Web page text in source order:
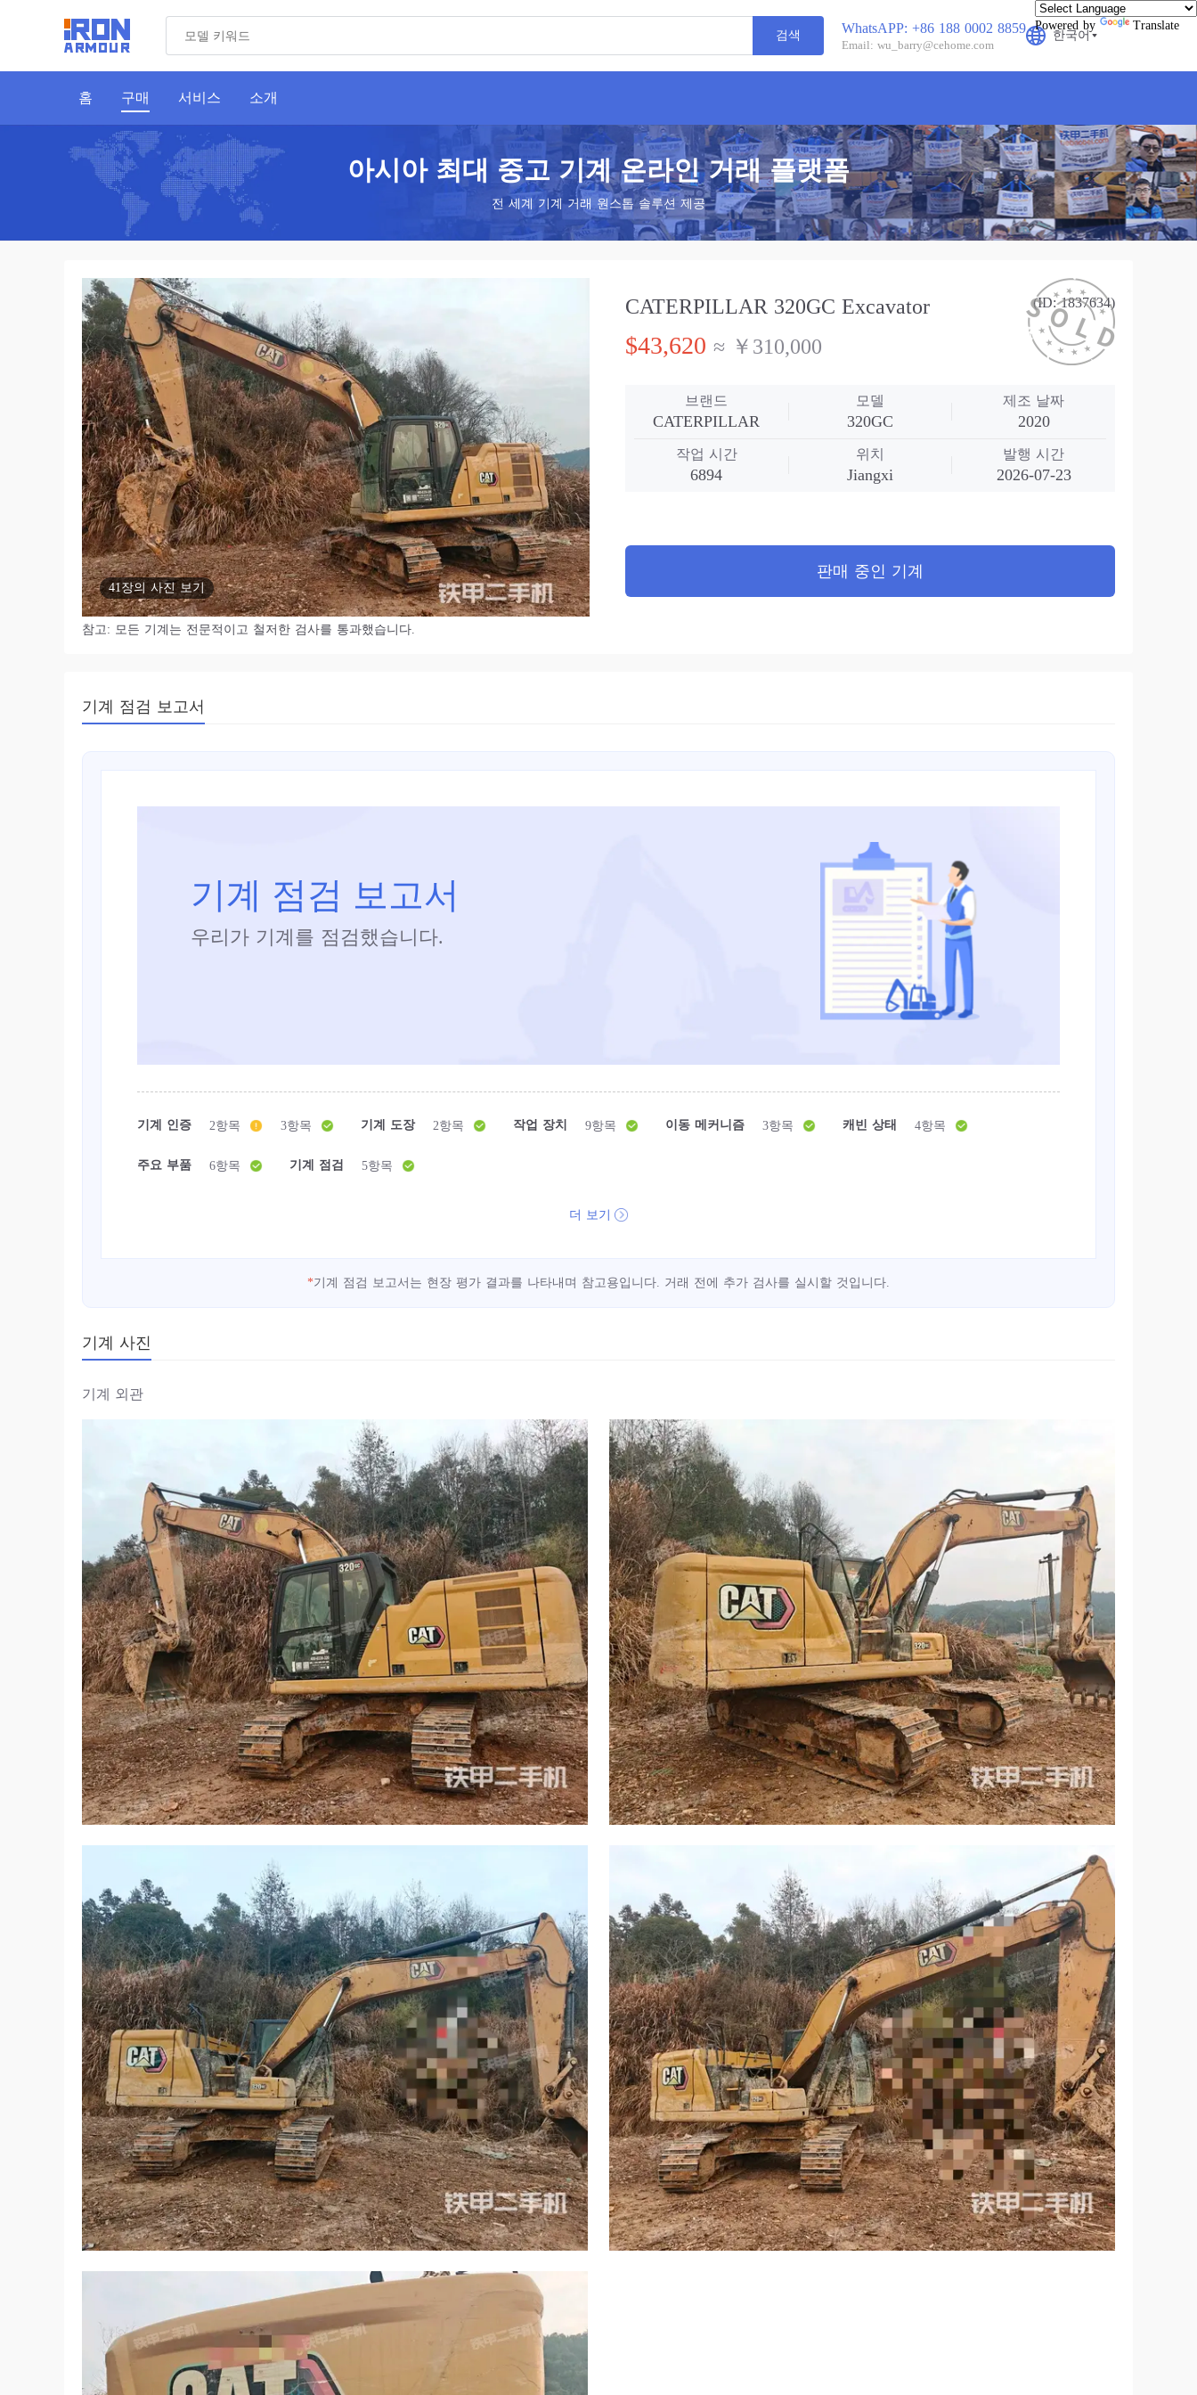
Powered by Translate
검색 WhatsAPP: +86 188 0002 8859
Email: wu_barry@cehome.com
한국어
홈 구매 서비스 소개
아시아 최대 중고 기계 온라인 거래 플랫폼
전 세계 기계 거래 원스톱 솔루션 제공
41장의 사진 보기
참고: 모든 기계는 전문적이고 철저한 검사를 통과했습니다.
CATERPILLAR 320GC Excavator (ID: 1837634)
$43,620 ≈ ￥310,000
브랜드
CATERPILLAR
모델
320GC
제조 날짜
2020
작업 시간
6894
위치
Jiangxi
발행 시간
2026-07-23
판매 중인 기계
기계 점검 보고서
기계 점검 보고서
우리가 기계를 점검했습니다.
기계 인증 3항목
2항목 기계 도장 2항목 작업 장치 9항목 이동 메커니즘 3항목 캐빈 상태 4항목
주요 부품 6항목 기계 점검 5항목
더 보기
*기계 점검 보고서는 현장 평가 결과를 나타내며 참고용입니다. 거래 전에 추가 검사를 실시할 것입니다.
기계 사진
기계 외관